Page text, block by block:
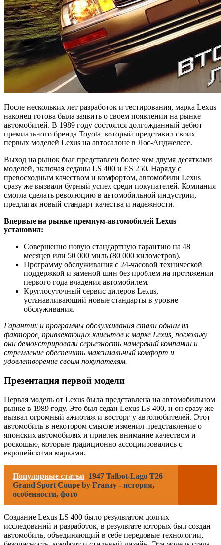
После нескольких лет разработок и тестирования, марка Lexus
наконец готова была заявить о своем появлении на рынке
автомобилей. В 1989 году состоялся долгожданный дебют
премиального бренда Toyota, который представил своих
первых моделей Lexus на автосалоне в Лос-Анджелесе.
Выход на рынок был представлен более чем двумя десятками
моделей, включая седаны LS 400 и ES 250. Наряду с
превосходным качеством и комфортом, автомобили Lexus
сразу же вызвали бурный успех среди покупателей. Компания
смогла сделать революцию в автомобильной индустрии,
предлагая новый стандарт качества и надежности.
Впервые на рынке премиум-автомобилей Lexus
установил:
Совершенно новую стандартную гарантию на 48
месяцев или 50 000 миль (80 000 километров).
Программу обслуживания с 24-часовой технической
поддержкой и заменой шин без проблем на протяжении
первого года владения автомобилем.
Круглосуточный сервис дилеров Lexus,
устанавливающий новые стандарты в уровне
обслуживания.
Гарантии и программы обслуживания стали одним из
факторов, привлекающих клиентов к марке Lexus, поскольку
они демонстрировали серьезность намерений компании и
стремление обеспечить максимальный комфорт и
удовлетворение своим покупателям.
Презентация первой модели
Первая модель от Lexus была представлена на автомобильном
рынке в 1989 году. Это был седан Lexus LS 400, и он сразу же
вызвал огромный ажиотаж и восторг у автолюбителей. Этот
автомобиль в некотором смысле изменил представление о
японских автомобилях и привлек внимание качеством и
роскошью, которые традиционно ассоциировались с
европейскими марками.
Популярные статьи 1947 Talbot-Lago T26
Grand Sport Coupe by Franay - история,
особенности, фото
Создание Lexus LS 400 было результатом долгих
исследований и разработок, в результате которых был создан
автомобиль, объединяющий в себе передовые технологии,